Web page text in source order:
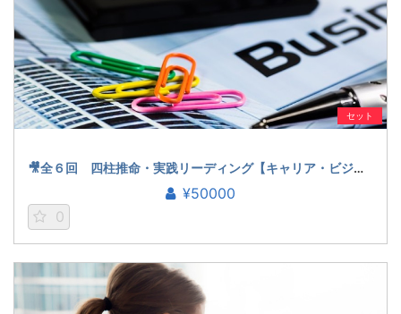
セット
🎥全６回 四柱推命・実践リーディング【キャリア・ビジネス編】（鎌崎拓洋）
¥50000
0